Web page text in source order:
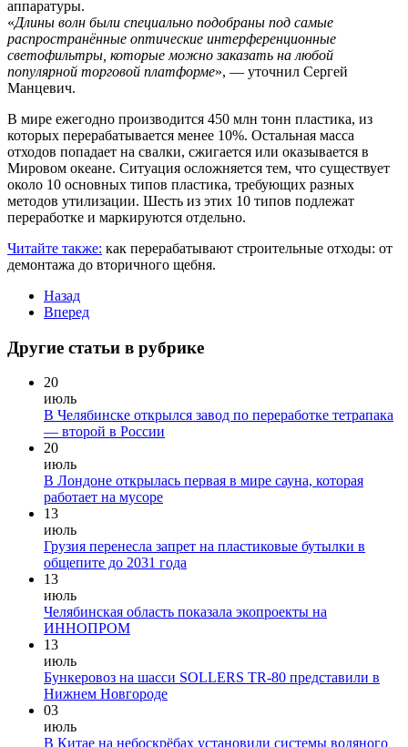
аппаратуры.
«Длины волн были специально подобраны под самые
распространённые оптические интерференционные
светофильтры, которые можно заказать на любой
популярной торговой платформе», — уточнил Сергей
Манцевич.
В мире ежегодно производится 450 млн тонн пластика, из
которых перерабатывается менее 10%. Остальная масса
отходов попадает на свалки, сжигается или оказывается в
Мировом океане. Ситуация осложняется тем, что существует
около 10 основных типов пластика, требующих разных
методов утилизации. Шесть из этих 10 типов подлежат
переработке и маркируются отдельно.
Читайте также: как перерабатывают строительные отходы: от
демонтажа до вторичного щебня.
Назад
Вперед
Другие статьи в рубрике
20
июль
В Челябинске открылся завод по переработке тетрапака
— второй в России
20
июль
В Лондоне открылась первая в мире сауна, которая
работает на мусоре
13
июль
Грузия перенесла запрет на пластиковые бутылки в
общепите до 2031 года
13
июль
Челябинская область показала экопроекты на
ИННОПРОМ
13
июль
Бункеровоз на шасси SOLLERS TR-80 представили в
Нижнем Новгороде
03
июль
В Китае на небоскрёбах установили системы водяного